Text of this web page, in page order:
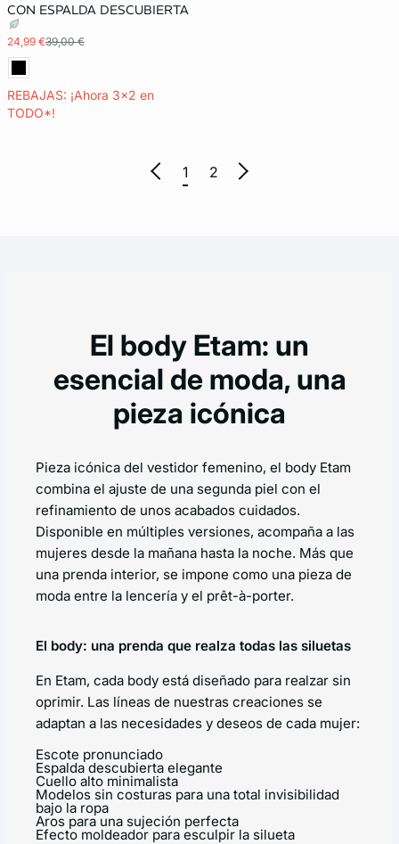
CON ESPALDA DESCUBIERTA
24,99 €39,00 €
REBAJAS: ¡Ahora 3x2 en
TODO*!
1 2
El body Etam: un
esencial de moda, una
pieza icónica
Pieza icónica del vestidor femenino, el body Etam
combina el ajuste de una segunda piel con el
refinamiento de unos acabados cuidados.
Disponible en múltiples versiones, acompaña a las
mujeres desde la mañana hasta la noche. Más que
una prenda interior, se impone como una pieza de
moda entre la lencería y el prêt-à-porter.
El body: una prenda que realza todas las siluetas
En Etam, cada body está diseñado para realzar sin
oprimir. Las líneas de nuestras creaciones se
adaptan a las necesidades y deseos de cada mujer:
Escote pronunciado
Espalda descubierta elegante
Cuello alto minimalista
Modelos sin costuras para una total invisibilidad
bajo la ropa
Aros para una sujeción perfecta
Efecto moldeador para esculpir la silueta